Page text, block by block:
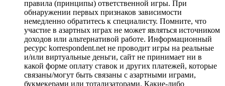
правила (принципы) ответственной игры. При
обнаружении первых признаков зависимости
немедленно обратитесь к специалисту. Помните, что
участие в азартных играх не может являться источником
доходов или альтернативой работе. Информационный
ресурс korrespondent.net не проводит игры на реальные
и/или виртуальные деньги, сайт не принимает ни в
какой форме оплату ставок и других платежей, которые
связаны/могут быть связаны с азартными играми,
букмекерами или тотализаторами. Какие-либо